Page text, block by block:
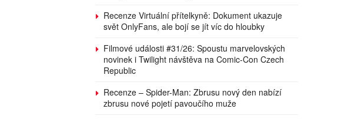
Recenze Virtuální přítelkyně: Dokument ukazuje
svět OnlyFans, ale bojí se jít víc do hloubky
Filmové události #31/26: Spoustu marvelovských
novinek i Twilight návštěva na Comic-Con Czech
Republic
Recenze – Spider-Man: Zbrusu nový den nabízí
zbrusu nové pojetí pavoučího muže